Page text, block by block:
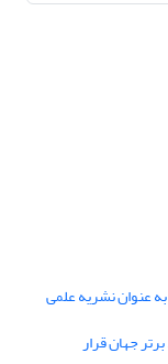
عنوان نشریه علمی
جهان قرار